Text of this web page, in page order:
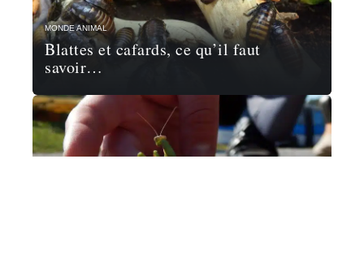
MONDE ANIMAL
Blattes et cafards, ce qu’il faut
savoir…